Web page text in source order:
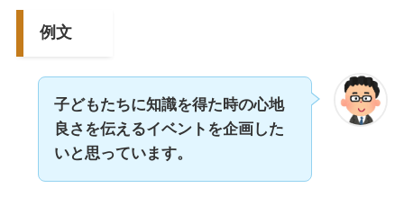
例文
子どもたちに知識を得た時の心地
良さを伝えるイベントを企画した
いと思っています。